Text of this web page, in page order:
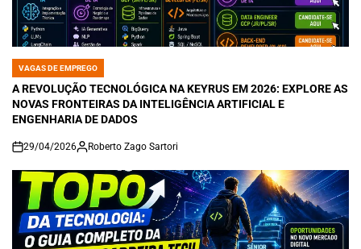
POSTED
IN
VAGAS DE EMPREGO
A REVOLUÇÃO TECNOLÓGICA NA KEYRUS EM 2026: EXPLORE AS
NOVAS FRONTEIRAS DA INTELIGÊNCIA ARTIFICIAL E
ENGENHARIA DE DADOS
on
29/04/2026 Roberto Zago Sartori